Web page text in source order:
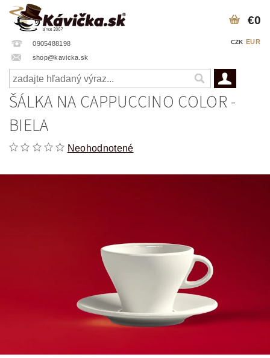
0905488198
shop@kavicka.sk
CZK EUR
€0
ŠÁLKA NA CAPPUCCINO COLOR -
BIELA
Neohodnotené